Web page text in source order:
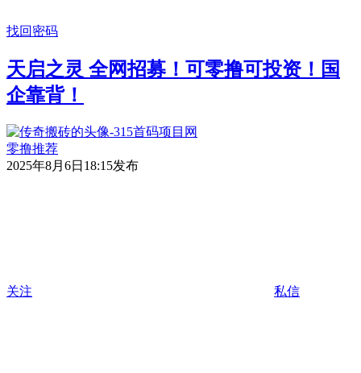
找回密码
天启之灵 全网招募！可零撸可投资！国
企靠背！
零撸推荐
2025年8月6日18:15发布
关注 私信